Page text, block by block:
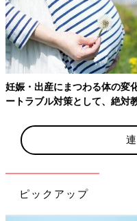
妊娠・出産にまつわる体の変
ートラブル対策として、絶対
ピックアップ